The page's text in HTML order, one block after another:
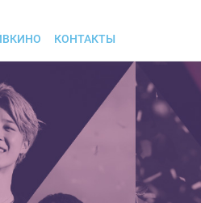
КОНТАКТЫ